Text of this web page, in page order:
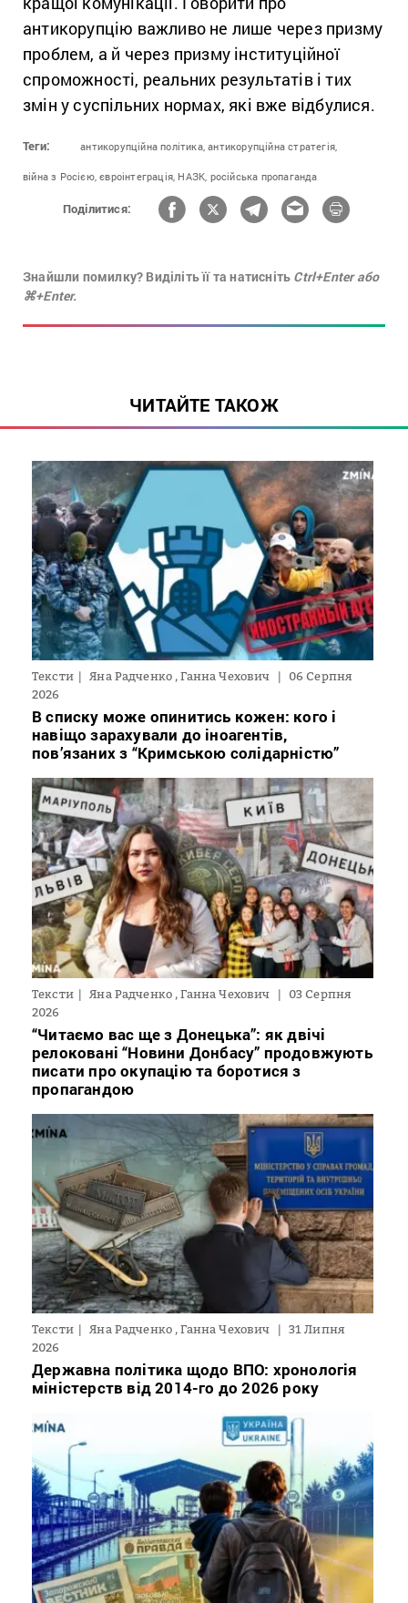
антикорупцію важливо не лише через призму
проблем, а й через призму інституційної
спроможності, реальних результатів і тих
змін у суспільних нормах, які вже відбулися.
Теги: антикорупційна політика, антикорупційна стратегія,
війна з Росією, євроінтеграція, НАЗК, російська пропаганда
Поділитися:
Знайшли помилку? Виділіть її та натисніть Ctrl+Enter або
⌘+Enter.
ЧИТАЙТЕ ТАКОЖ
Тексти Яна Радченко , Ганна Чехович
06 Серпня
2026
В списку може опинитись кожен: кого і
навіщо зарахували до іноагентів,
пов’язаних з “Кримською солідарністю”
Тексти Яна Радченко , Ганна Чехович
03 Серпня
2026
“Читаємо вас ще з Донецька”: як двічі
релоковані “Новини Донбасу” продовжують
писати про окупацію та боротися з
пропагандою
Тексти Яна Радченко , Ганна Чехович
31 Липня
2026
Державна політика щодо ВПО: хронологія
міністерств від 2014-го до 2026 року